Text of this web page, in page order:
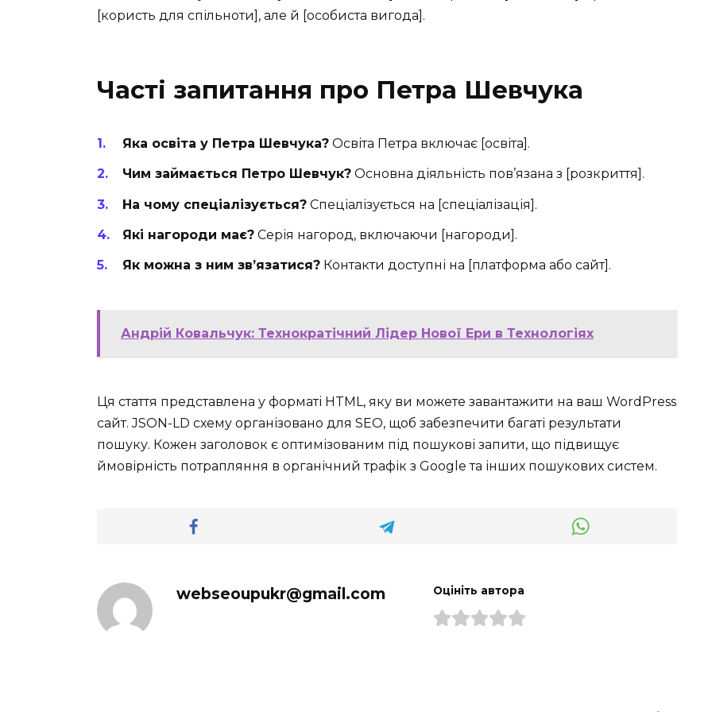
[користь для спільноти], але й [особиста вигода].
Часті запитання про Петра Шевчука
Яка освіта у Петра Шевчука? Освіта Петра включає [освіта].
Чим займається Петро Шевчук? Основна діяльність пов’язана з [розкриття].
На чому спеціалізується? Спеціалізується на [спеціалізація].
Які нагороди має? Серія нагород, включаючи [нагороди].
Як можна з ним зв’язатися? Контакти доступні на [платформа або сайт].
Андрій Ковальчук: Технократічний Лідер Нової Ери в Технологіях
Ця стаття представлена у форматі HTML, яку ви можете завантажити на ваш WordPress
сайт. JSON-LD схему організовано для SEO, щоб забезпечити багаті результати
пошуку. Кожен заголовок є оптимізованим під пошукові запити, що підвищує
ймовірність потрапляння в органічний трафік з Google та інших пошукових систем.
webseoupukr@gmail.com Оцініть автора